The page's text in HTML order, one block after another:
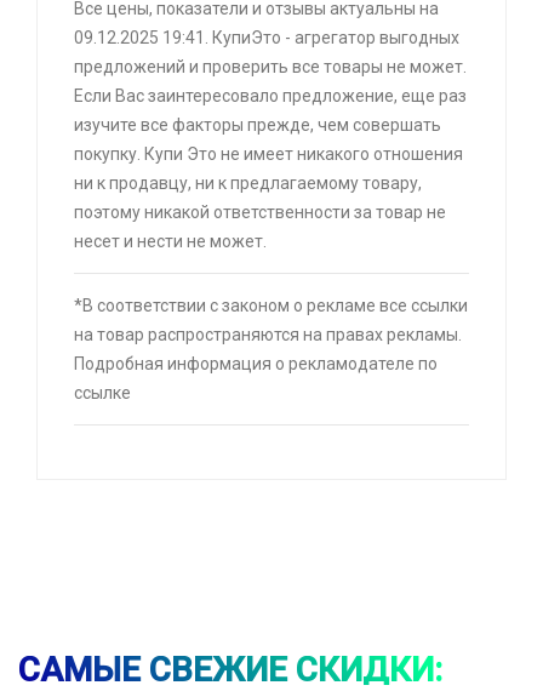
скидкой + возврат 25% трат , если оплачивать
картой Сбербанка
🔥 16190 руб. |КУПИТЬ
⚡ Скидка до 25% при оплате платежной
системой Пэй (макс. скидка 4320₽,
индивидуально, возможно сработает не у
всех)
⚡ Видеокарта MSI VENTUS 2X OC GeForce RTX
5070, 12 ГБ GDDR7 8K UHD (с ВБ кошельком)
🔥 50675 руб. |КУПИТЬ
Все цены, показатели и отзывы актуальны на
09.12.2025 19:41. КупиЭто - агрегатор выгодных
предложений и проверить все товары не может.
Если Вас заинтересовало предложение, еще раз
изучите все факторы прежде, чем совершать
покупку. Купи Это не имеет никакого отношения
ни к продавцу, ни к предлагаемому товару,
поэтому никакой ответственности за товар не
несет и нести не может.
*В соответствии с законом о рекламе все ссылки
на товар распространяются на правах рекламы.
Подробная информация о рекламодателе по
ссылке
САМЫЕ СВЕЖИЕ СКИДКИ: